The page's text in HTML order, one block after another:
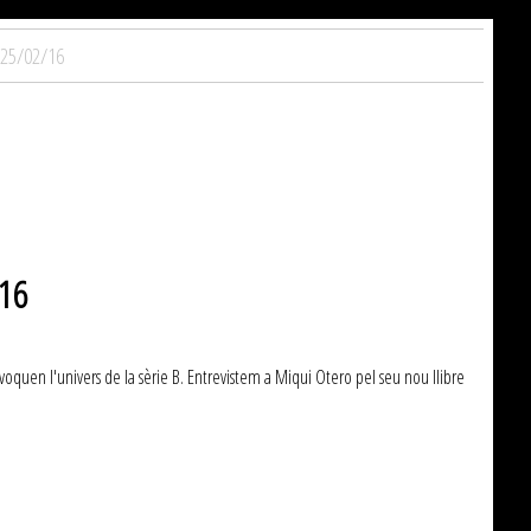
02/16
l'univers de la sèrie B. Entrevistem a Miqui Otero pel seu nou llibre